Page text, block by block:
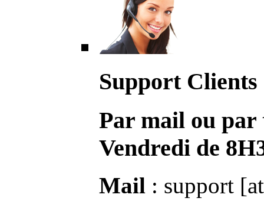
Support Clients
Par mail ou par
Vendredi de
Mail : support